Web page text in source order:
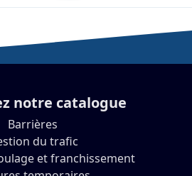
notre catalogue
Barrières
du trafic
et franchissement